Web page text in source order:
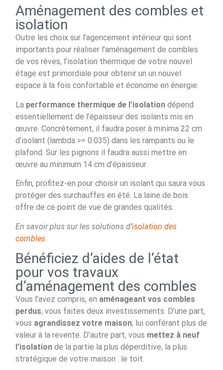
Aménagement des combles et
isolation
Outre les choix sur l’agencement intérieur qui sont
importants pour réaliser l’aménagement de combles
de vos rêves, l’isolation thermique de votre nouvel
étage est primordiale pour obtenir un un nouvel
espace à la fois confortable et économe en énergie.
La performance thermique de l’isolationdépend
essentiellement de l’épaisseur des isolants mis en
œuvre. Concrètement, il faudra poser à minima 22 cm
d’isolant (lambda >= 0.035) dans les rampants ou le
plafond. Sur les pignons il faudra aussi mettre en
œuvre au minimum 14 cm d’épaisseur.
Enfin, profitez-en pour choisir un isolant qui saura vous
protéger des surchauffes en été. La laine de bois
offre de ce point de vue de grandes qualités.
En savoir plus sur les solutions d’isolation des
combles
Bénéficiez d’aides de l’état
pour vos travaux
d’aménagement des combles
Vous l’avez compris, en aménageant vos combles
perdus, vous faites deux investissements. D’une part,
vous agrandissez votre maison, lui conférant plus de
valeur à la revente. D’autre part, vous mettez à neuf
l’isolationde la partie la plus déperditive, la plus
stratégique de votre maison : le toit.